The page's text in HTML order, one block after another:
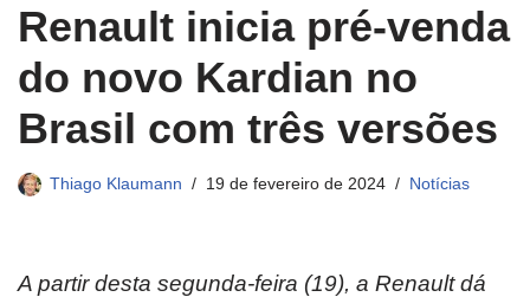
Renault inicia pré-venda
do novo Kardian no
Brasil com três versões
Thiago Klaumann 19 de fevereiro de 2024 Notícias
A partir desta segunda-feira (19), a Renault dá